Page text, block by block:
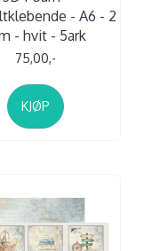
- A6 - 2
- hvit - 5ark
75,00,-
KJØP